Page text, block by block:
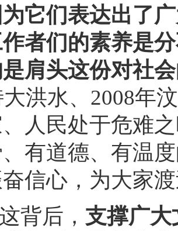
它们表达出了
者们的素养是
肩头这份对社
大洪水、2008
人民处于危难
有道德、有温
信心，为大家
背后， 支撑广